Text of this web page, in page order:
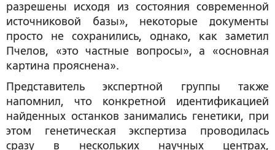
разрешены исходя из состояния современной
источниковой базы», некоторые документы
просто не сохранились, однако, как заметил
Пчелов, «это частные вопросы», а «основная
картина прояснена».
Представитель экспертной группы также
напомнил, что конкретной идентификацией
найденных останков занимались генетики, при
этом генетическая экспертиза проводилась
сразу в нескольких научных центрах,